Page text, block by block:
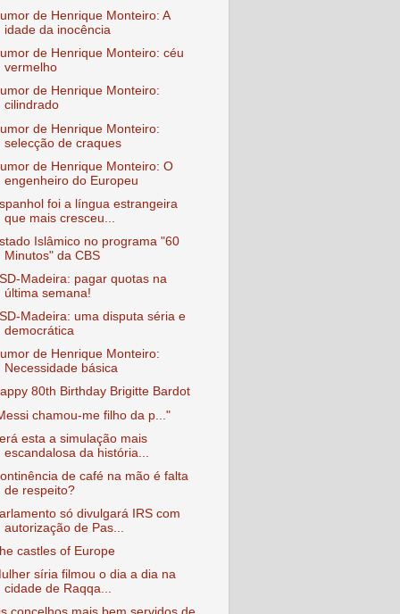
de Henrique Monteiro: A
idade da inocência
de Henrique Monteiro: céu
vermelho
de Henrique Monteiro:
cilindrado
de Henrique Monteiro:
selecção de craques
de Henrique Monteiro: O
engenheiro do Europeu
foi a língua estrangeira
que mais cresceu...
Islâmico no programa "60
Minutos" da CBS
Madeira: pagar quotas na
última semana!
Madeira: uma disputa séria e
democrática
de Henrique Monteiro:
Necessidade básica
80th Birthday Brigitte Bardot
chamou-me filho da p..."
esta a simulação mais
escandalosa da história...
de café na mão é falta
de respeito?
só divulgará IRS com
autorização de Pas...
castles of Europe
síria filmou o dia a dia na
cidade de Raqqa...